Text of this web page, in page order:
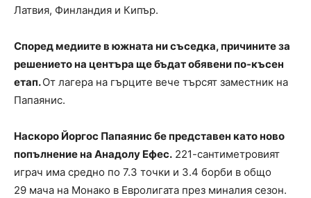
Латвия, Финландия и Кипър.
Според медиите в южната ни съседка, причините за
решението на центъра ще бъдат обявени по-късен
етап.От лагера на гърците вече търсят заместник на
Папаянис.
Наскоро Йоргос Папаянис бе представен като ново
попълнение на Анадолу Ефес. 221-сантиметровият
играч има средно по 7.3 точки и 3.4 борби в общо
29 мача на Монако в Евролигата през миналия сезон.